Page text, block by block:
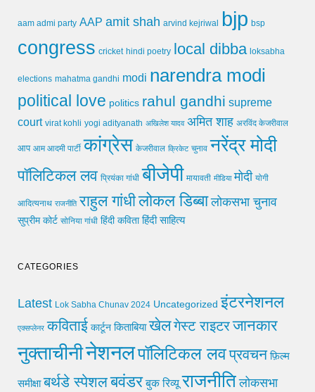
aam admi party AAP amit shah arvind kejriwal bjp bsp
congress cricket hindi poetry local dibba loksabha
elections mahatma gandhi modi narendra modi
political love politics rahul gandhi supreme
court virat kohli yogi adityanath अखिलेश यादव अमित शाह अरविंद केजरीवाल
आप आम आदमी पार्टी कांग्रेस केजरीवाल क्रिकेट चुनाव नरेंद्र मोदी
पॉलिटिकल लव प्रियंका गांधी बीजेपी मायावती मीडिया मोदी योगी
आदित्यनाथ राजनीति राहुल गांधीलोकल डिब्बा लोकसभा चुनाव
सुप्रीम कोर्ट सोनिया गांधी हिंदी कविता हिंदी साहित्य
CATEGORIES
Latest Lok Sabha Chunav 2024 Uncategorized इंटरनेशनल
एक्सप्लेनर कविताई कार्टून किताबिया खेलगेस्ट राइटरजानकार
नुक्ताचीनीनेशनलपॉलिटिकल लवप्रवचन फ़िल्म
समीक्षा बर्थडे स्पेशलबवंडर बुक रिव्यू राजनीति लोकसभा